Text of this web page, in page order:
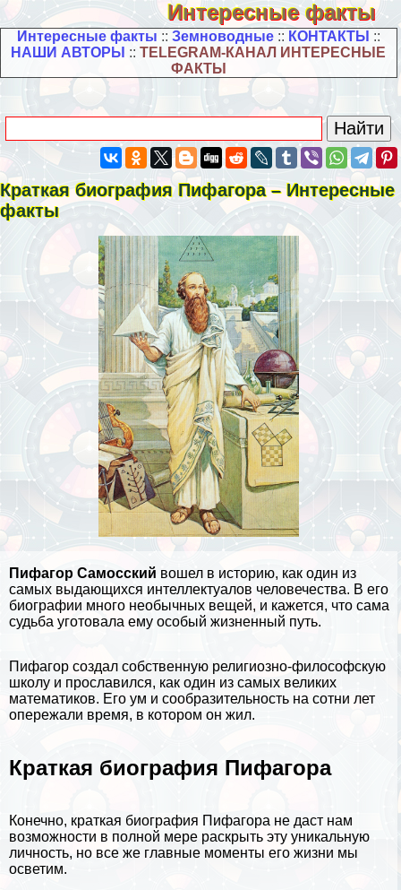
Интересные факты
Интересные факты :: Земноводные:: КОНТАКТЫ ::
НАШИ АВТОРЫ ::TELEGRAM-КАНАЛ ИНТЕРЕСНЫЕ
ФАКТЫ
Краткая биография Пифагора – Интересные
факты
Пифагор Самосский вошел в историю, как один из
самых выдающихся интеллектуалов человечества. В его
биографии много необычных вещей, и кажется, что сама
судьба уготовала ему особый жизненный путь.
Пифагор создал собственную религиозно-философскую
школу и прославился, как один из самых великих
математиков. Его ум и сообразительность на сотни лет
опережали время, в котором он жил.
Краткая биография Пифагора
Конечно, краткая биография Пифагора не даст нам
возможности в полной мере раскрыть эту уникальную
личность, но все же главные моменты его жизни мы
осветим.